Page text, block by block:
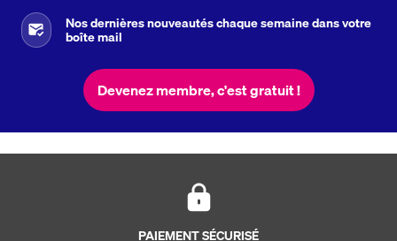
Nos dernières nouveautés chaque semaine dans votre
boîte mail
Devenez membre, c'est gratuit !
PAIEMENT SÉCURISÉ